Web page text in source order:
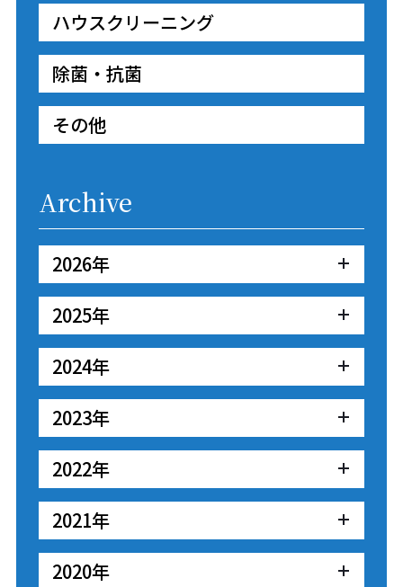
ハウスクリーニング
除菌・抗菌
その他
Archive
2026年
2025年
2024年
2023年
2022年
2021年
2020年